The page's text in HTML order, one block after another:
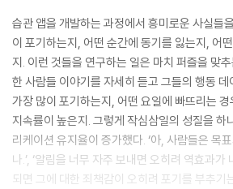
습관 앱을 개발하는 과정에서 흥미로운 사실들
이 포기하는지, 어떤 순간에 동기를 잃는지, 어
지. 이런 것들을 연구하는 일은 마치 퍼즐을 맞
한 사람들 이야기를 자세히 듣고 그들의 행동
가장 많이 포기하는지, 어떤 요일에 빠뜨리는
지속률이 높은지. 그렇게 작심삼일의 성질을 하
리케이션 유지율이 증가했다. ‘아, 사람들은 목
나.’, ‘알림을 너무 자주 보내면 오히려 역효과가
되면 그에 대한 죄책감이 오히려 포기를 부추기